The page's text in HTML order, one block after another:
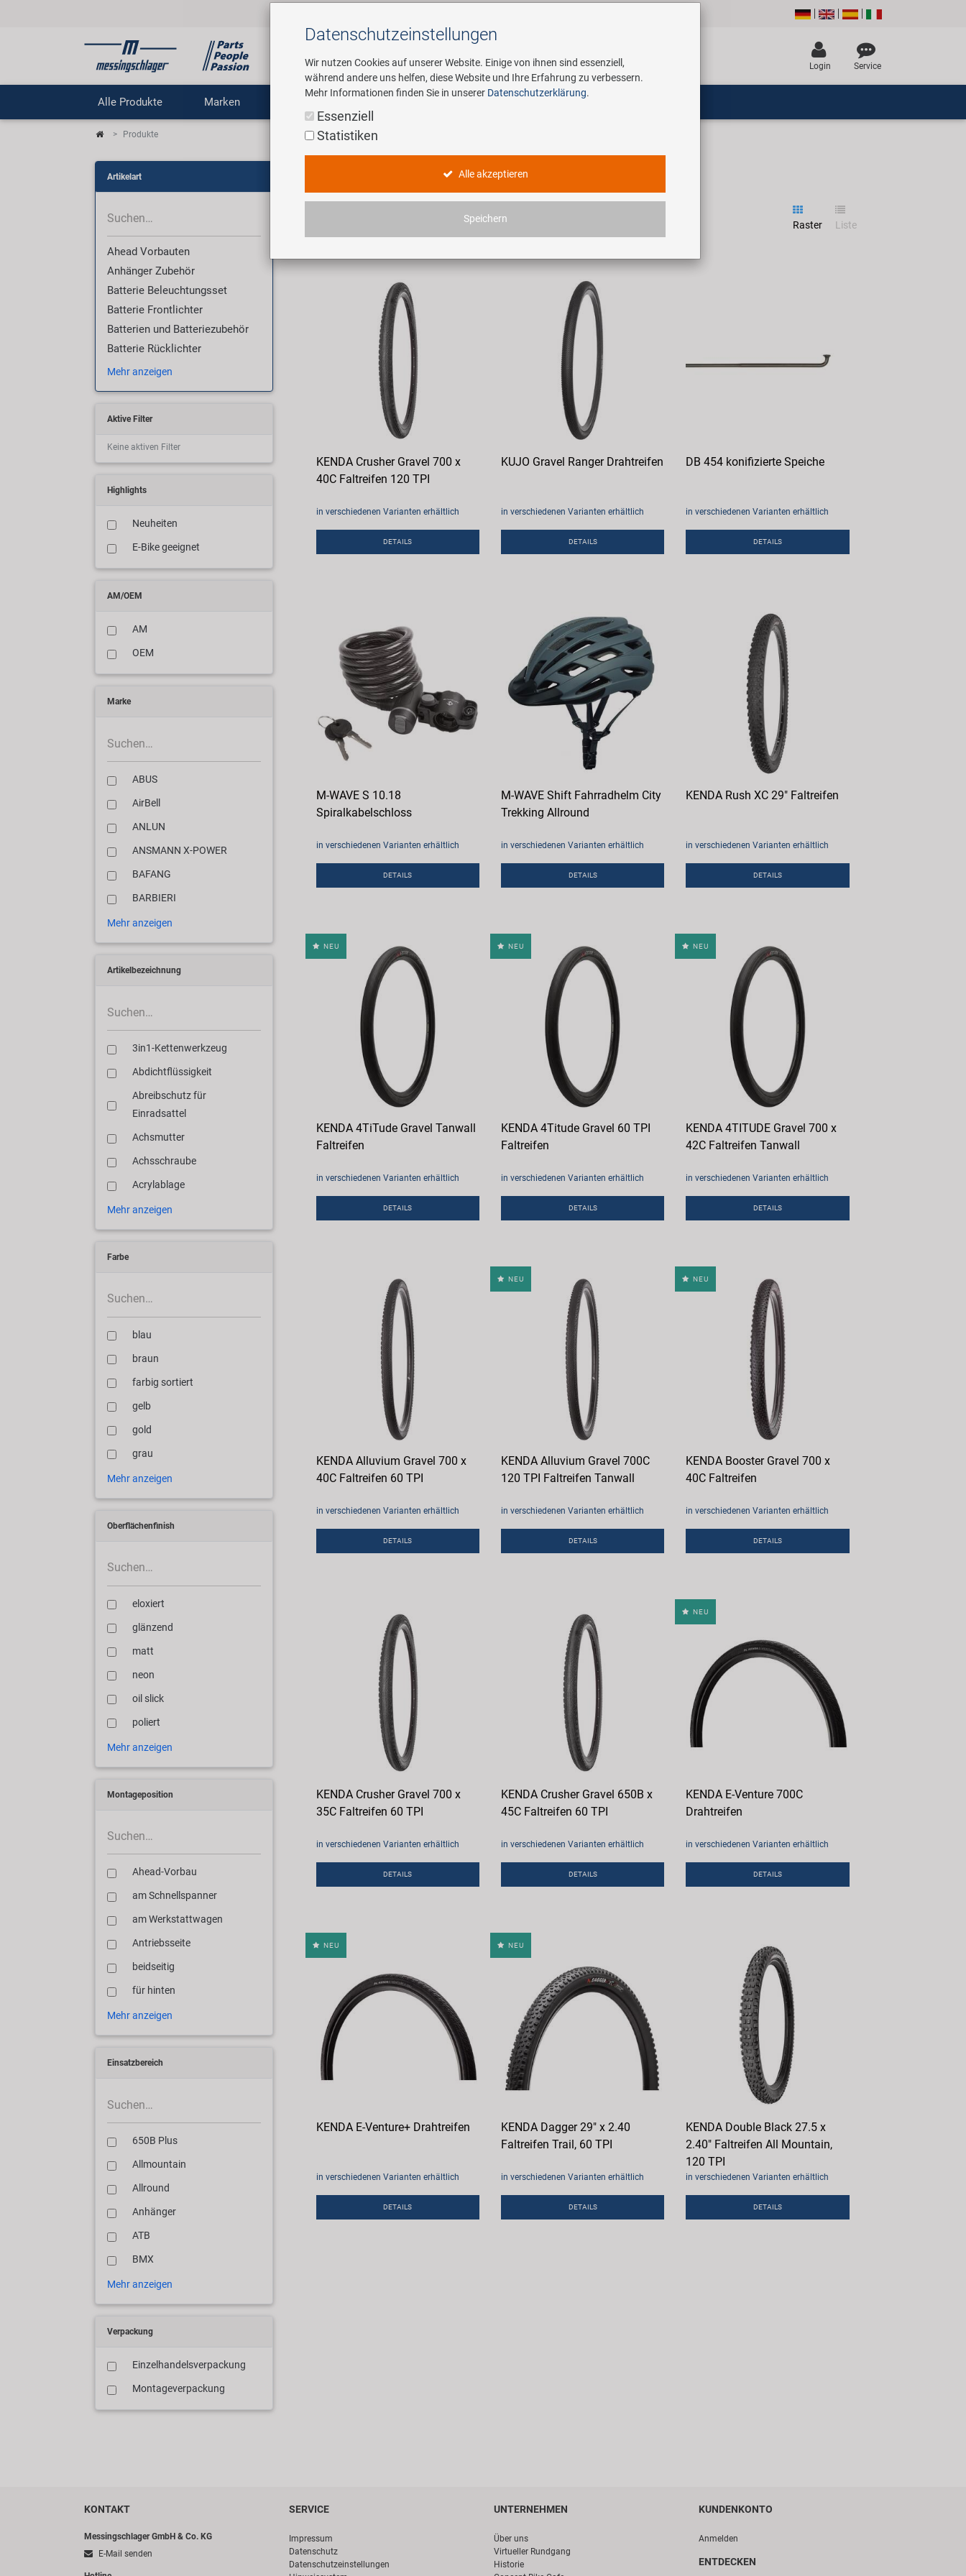
Suchen
Login Service
Alle Produkte Marken
Produkte
Artikelart
Ahead Vorbauten
Anhänger Zubehör
Batterie Beleuchtungsset
Batterie Frontlichter
Batterien und Batteriezubehör
Batterie Rücklichter
Mehr anzeigen
Aktive Filter
Keine aktiven Filter
Highlights
Neuheiten
E-Bike geeignet
AM/OEM
AM
OEM
Marke
ABUS
AirBell
ANLUN
ANSMANN X-POWER
BAFANG
BARBIERI
Mehr anzeigen
Artikelbezeichnung
3in1-Kettenwerkzeug
Abdichtflüssigkeit
Abreibschutz für
Einradsattel
Achsmutter
Achsschraube
Acrylablage
Mehr anzeigen
Farbe
blau
braun
farbig sortiert
gelb
gold
grau
Mehr anzeigen
Oberflächenfinish
eloxiert
glänzend
matt
neon
oil slick
poliert
Mehr anzeigen
Montageposition
Ahead-Vorbau
am Schnellspanner
am Werkstattwagen
Antriebsseite
beidseitig
für hinten
Mehr anzeigen
Einsatzbereich
650B Plus
Allmountain
Allround
Anhänger
ATB
BMX
Mehr anzeigen
Verpackung
Einzelhandelsverpackung
Montageverpackung
Wir haben 3007 Artikel gefunden. Raster Liste
KENDA Crusher Gravel 700 x
40C Faltreifen 120 TPI
in verschiedenen Varianten erhältlich
DETAILS
KUJO Gravel Ranger Drahtreifen
in verschiedenen Varianten erhältlich
DETAILS
DB 454 konifizierte Speiche
in verschiedenen Varianten erhältlich
DETAILS
M-WAVE S 10.18
Spiralkabelschloss
in verschiedenen Varianten erhältlich
DETAILS
M-WAVE Shift Fahrradhelm City
Trekking Allround
in verschiedenen Varianten erhältlich
DETAILS
KENDA Rush XC 29" Faltreifen
in verschiedenen Varianten erhältlich
DETAILS
NEU
KENDA 4TiTude Gravel Tanwall
Faltreifen
in verschiedenen Varianten erhältlich
DETAILS
NEU
KENDA 4Titude Gravel 60 TPI
Faltreifen
in verschiedenen Varianten erhältlich
DETAILS
NEU
KENDA 4TITUDE Gravel 700 x
42C Faltreifen Tanwall
in verschiedenen Varianten erhältlich
DETAILS
KENDA Alluvium Gravel 700 x
40C Faltreifen 60 TPI
in verschiedenen Varianten erhältlich
DETAILS
NEU
KENDA Alluvium Gravel 700C
120 TPI Faltreifen Tanwall
in verschiedenen Varianten erhältlich
DETAILS
NEU
KENDA Booster Gravel 700 x
40C Faltreifen
in verschiedenen Varianten erhältlich
DETAILS
KENDA Crusher Gravel 700 x
35C Faltreifen 60 TPI
in verschiedenen Varianten erhältlich
DETAILS
KENDA Crusher Gravel 650B x
45C Faltreifen 60 TPI
in verschiedenen Varianten erhältlich
DETAILS
NEU
KENDA E-Venture 700C
Drahtreifen
in verschiedenen Varianten erhältlich
DETAILS
NEU
KENDA E-Venture+ Drahtreifen
in verschiedenen Varianten erhältlich
DETAILS
NEU
KENDA Dagger 29" x 2.40
Faltreifen Trail, 60 TPI
in verschiedenen Varianten erhältlich
DETAILS
KENDA Double Black 27.5 x
2.40" Faltreifen All Mountain,
120 TPI
in verschiedenen Varianten erhältlich
DETAILS
KONTAKT
Messingschlager GmbH & Co. KG
E-Mail senden
SERVICE
Impressum
Datenschutz
Datenschutzeinstellungen
UNTERNEHMEN
Über uns
Virtueller Rundgang
Historie
KUNDENKONTO
Anmelden
ENTDECKEN
Datenschutz­einstellungen
Wir nutzen Cookies auf unserer Website. Einige von ihnen sind essenziell,
während andere uns helfen, diese Website und Ihre Erfahrung zu verbessern.
Mehr Informationen finden Sie in unserer Datenschutzerklärung.
Essenziell
Statistiken
Alle akzeptieren
Speichern